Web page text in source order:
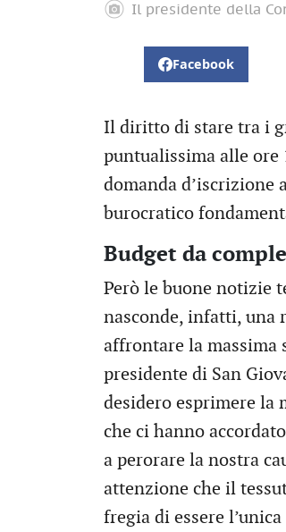
Il presidente della
Facebook
Il diritto di stare tra i
puntualissima alle ore
domanda d’iscrizione
burocratico
Budget da
Però le buone notizie
nasconde, infatti, una
affrontare la massima
presidente di San
desidero esprimere
che ci hanno
a perorare la nostra
attenzione che il
fregia di essere